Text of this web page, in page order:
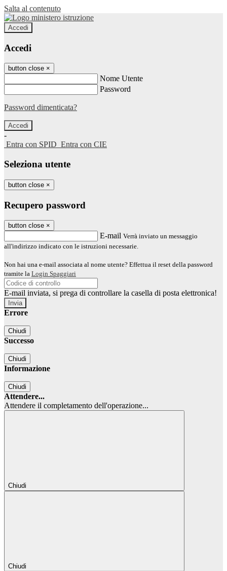
Salta al contenuto
Accedi
Accedi
button close ×
Nome Utente
Password
Password dimenticata?
-
Entra con SPID Entra con CIE
Seleziona utente
button close ×
Recupero password
button close ×
E-mail Verrà inviato un messaggio
all'indirizzo indicato con le istruzioni necessarie.
Non hai una e-mail associata al nome utente? Effettua il reset della password
tramite la Login Spaggiari
E-mail inviata, si prega di controllare la casella di posta elettronica!
Errore
Chiudi
Successo
Chiudi
Informazione
Chiudi
Attendere...
Attendere il completamento dell'operazione...
Chiudi
Chiudi